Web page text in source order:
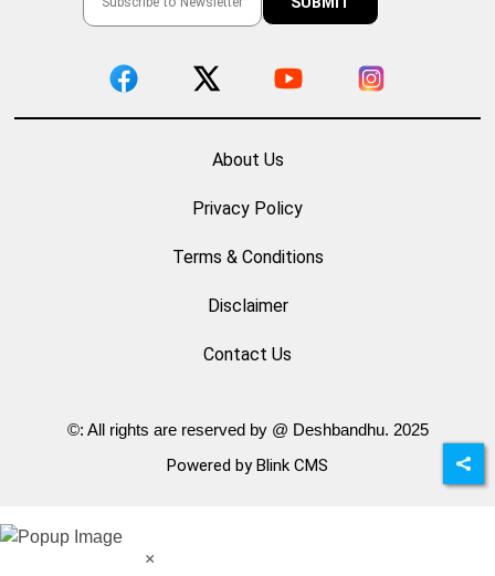
About Us
Privacy Policy
Terms & Conditions
Disclaimer
Contact Us
©: All rights are reserved by @ Deshbandhu. 2025
Powered by Blink CMS
×